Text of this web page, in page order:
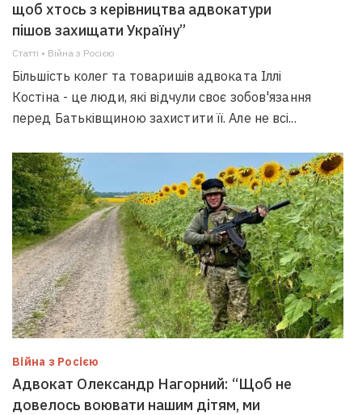
щоб хтось з керівництва адвокатури
пішов захищати Україну”
Статті • Війна з Росією
Більшість колег та товаришів адвоката Іллі
Костіна - це люди, які відчули своє зобов'язання
перед Батьківщиною захистити її. Але не всі...
Війна з Росією
Адвокат Олександр Нагорний: “Щоб не
довелось воювати нашим дітям, ми